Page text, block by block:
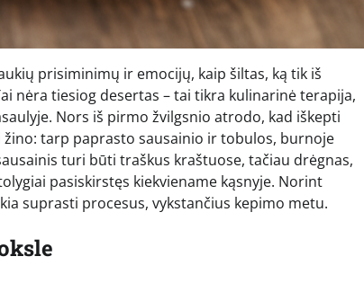
prisiminimų ir emocijų, kaip šiltas, ką tik iš
nėra tiesiog desertas – tai tikra kulinarinė terapija,
Nors iš pirmo žvilgsnio atrodo, kad iškepti
tarp paprasto sausainio ir tobulos, burnoje
turi būti traškus kraštuose, tačiau drėgnas,
pasiskirstęs kiekviename kąsnyje. Norint
suprasti procesus, vykstančius kepimo metu.